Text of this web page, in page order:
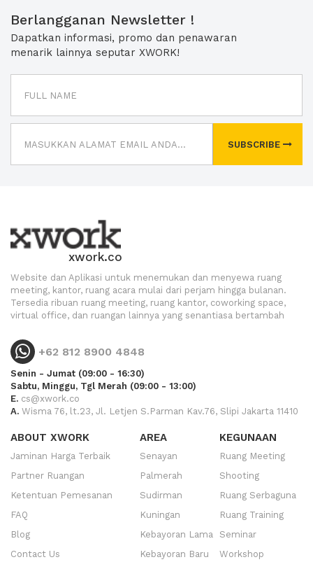
Berlangganan Newsletter !
Dapatkan informasi, promo dan penawaran
menarik lainnya seputar XWORK!
SUBSCRIBE
xwork.co
Website dan Aplikasi untuk menemukan dan menyewa ruang
meeting, kantor, ruang acara mulai dari perjam hingga bulanan.
Tersedia ribuan ruang meeting, ruang kantor, coworking space,
virtual office, dan ruangan lainnya yang senantiasa bertambah
+62 812 8900 4848
Senin - Jumat (09:00 - 16:30)
Sabtu, Minggu, Tgl Merah (09:00 - 13:00)
E. cs@xwork.co
A. Wisma 76, lt.23, Jl. Letjen S.Parman Kav.76, Slipi Jakarta 11410
ABOUT XWORK
Jaminan Harga Terbaik
Partner Ruangan
Ketentuan Pemesanan
FAQ
Blog
Contact Us
AREA
Senayan
Palmerah
Sudirman
Kuningan
Kebayoran Lama
Kebayoran Baru
KEGUNAAN
Ruang Meeting
Shooting
Ruang Serbaguna
Ruang Training
Seminar
Workshop